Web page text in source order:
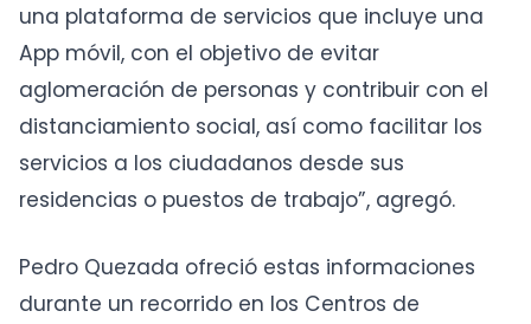
una plataforma de servicios que incluye una
App móvil, con el objetivo de evitar
aglomeración de personas y contribuir con el
distanciamiento social, así como facilitar los
servicios a los ciudadanos desde sus
residencias o puestos de trabajo”, agregó.
Pedro Quezada ofreció estas informaciones
durante un recorrido en los Centros de